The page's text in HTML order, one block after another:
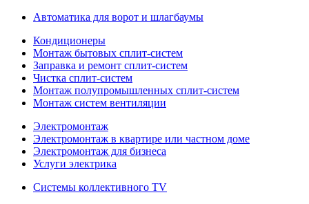
Автоматика для ворот и шлагбаумы
Кондиционеры
Монтаж бытовых сплит-систем
Заправка и ремонт сплит-систем
Чистка сплит-систем
Монтаж полупромышленных сплит-систем
Монтаж систем вентиляции
Электромонтаж
Электромонтаж в квартире или частном доме
Электромонтаж для бизнеса
Услуги электрика
Системы коллективного TV